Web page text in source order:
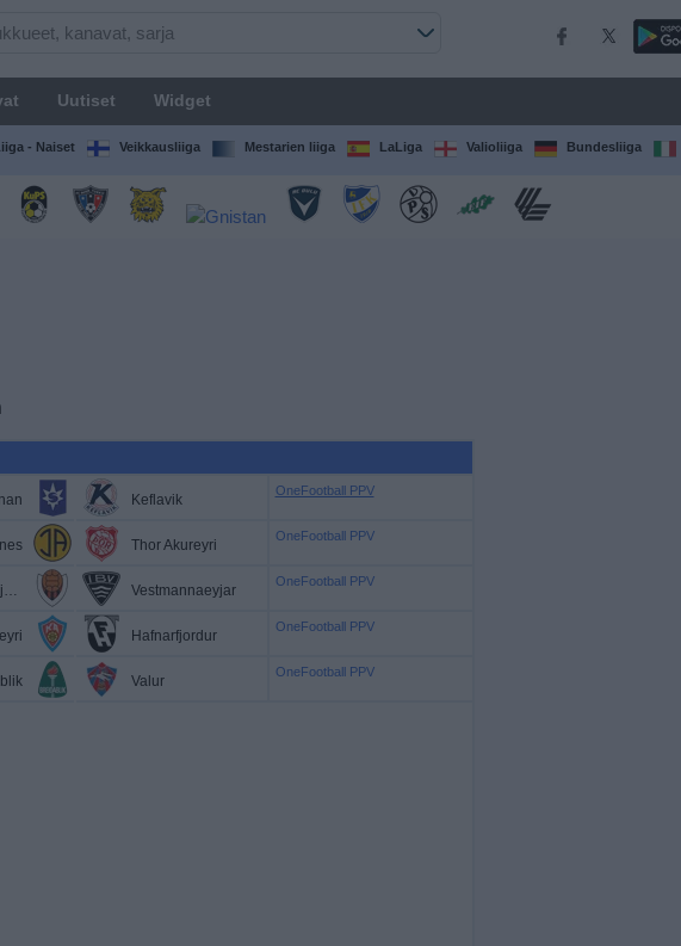
Uutiset Widget
- Naiset Veikkausliiga Mestarien liiga LaLiga Valioliiga Bundesliiga
Keflavik
OneFootball PPV
Thor Akureyri
OneFootball PPV
Vikingur Reykjavik Vestmannaeyjar
OneFootball PPV
Hafnarfjordur
OneFootball PPV
Valur
OneFootball PPV